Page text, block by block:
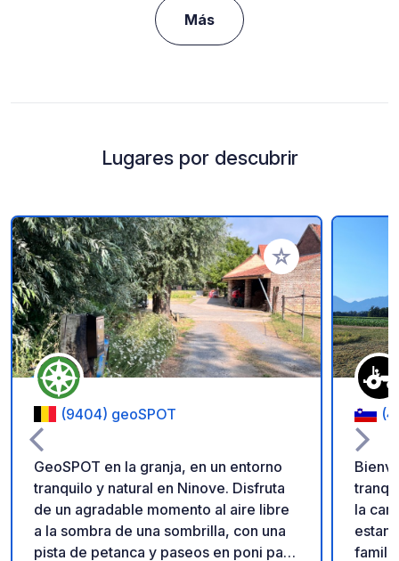
Más
Lugares por descubrir
Añadir a tus
(9404) geoSPOT
GeoSPOT en la granja, en un entorno
tranquilo y natural en Ninove. Disfruta
de un agradable momento al aire libre
a la sombra de una sombrilla, con una
pista de petanca y paseos en poni para
la